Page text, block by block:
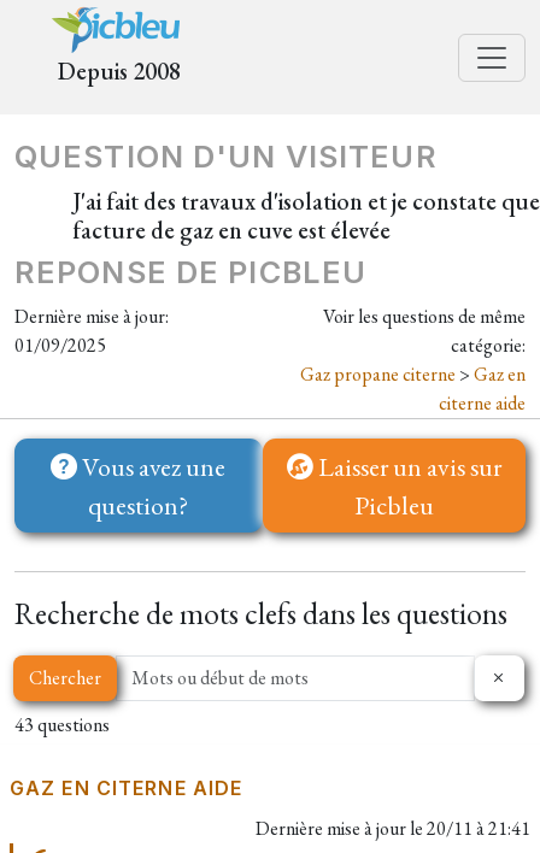
Depuis 2008
QUESTION D'UN VISITEUR
J'ai fait des travaux d'isolation et je constate
facture de gaz en cuve est élevée
REPONSE DE PICBLEU
Dernière mise à jour:
01/09/2025
Voir les questions de même
catégorie:
Gaz propane citerne >Gaz en
citerne aide
Vous avez une
question?
Laisser un avis sur
Picbleu
Recherche de mots clefs dans les questions
Chercher
43 questions
GAZ EN CITERNE AIDE
Dernière mise à jour le20/11 à 21:41